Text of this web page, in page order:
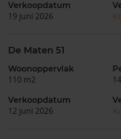
Verkoopdatum
19 juni 2026
De Maten 51
Woonoppervlak
110 m2
Verkoopdatum
12 juni 2026